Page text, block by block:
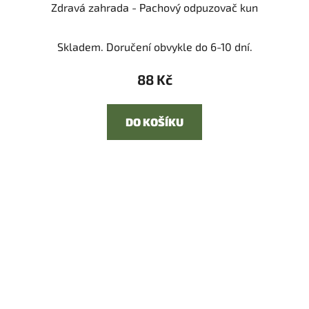
Zdravá zahrada - Pachový odpuzovač kun
Skladem. Doručení obvykle do 6-10 dní.
88 Kč
DO KOŠÍKU